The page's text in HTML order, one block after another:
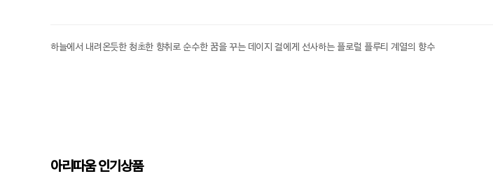
하늘에서 내려온듯한 청초한 향취로 순수한 꿈을 꾸는 데이지 걸에게 선사하는 플로럴 플루티 계열의 향수
아리따움 인기상품